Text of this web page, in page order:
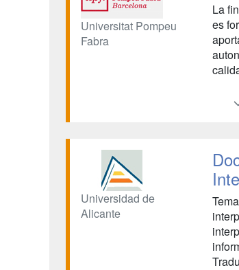
Universitat Pompeu
Fabra
La
es
Universidad de
Alicante